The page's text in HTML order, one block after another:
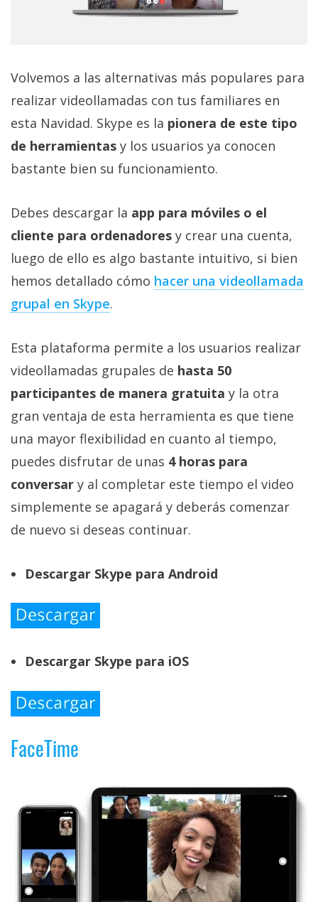
Volvemos a las alternativas más populares para
realizar videollamadas con tus familiares en
esta Navidad. Skype es la pionera de este tipo
de herramientas y los usuarios ya conocen
bastante bien su funcionamiento.
Debes descargar la app para móviles o el
cliente para ordenadores y crear una cuenta,
luego de ello es algo bastante intuitivo, si bien
hemos detallado cómo hacer una videollamada
grupal en Skype.
Esta plataforma permite a los usuarios realizar
videollamadas grupales de hasta 50
participantes de manera gratuita y la otra
gran ventaja de esta herramienta es que tiene
una mayor flexibilidad en cuanto al tiempo,
puedes disfrutar de unas 4 horas para
conversar y al completar este tiempo el video
simplemente se apagará y deberás comenzar
de nuevo si deseas continuar.
Descargar Skype para Android
Descargar Skype para iOS
FaceTime